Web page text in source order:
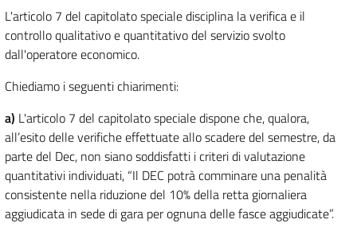
L'articolo 7 del capitolato speciale disciplina la verifica e il
controllo qualitativo e quantitativo del servizio svolto
dall'operatore economico.
Chiediamo i seguenti chiarimenti:
a) L'articolo 7 del capitolato speciale dispone che, qualora,
all’esito delle verifiche effettuate allo scadere del semestre, da
parte del Dec, non siano soddisfatti i criteri di valutazione
quantitativi individuati, “Il DEC potrà comminare una penalità
consistente nella riduzione del 10% della retta giornaliera
aggiudicata in sede di gara per ognuna delle fasce aggiudicate”.